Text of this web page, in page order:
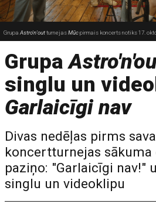
Grupa Astro'n'outturnejasMūcpirmais koncerts notiks 17.
Grupa
singlu un
Garlaicīgi nav
Divas nedēļas pirms
koncertturnejas
paziņo: "Garlaicīgi nav!"
singlu un videoklipu